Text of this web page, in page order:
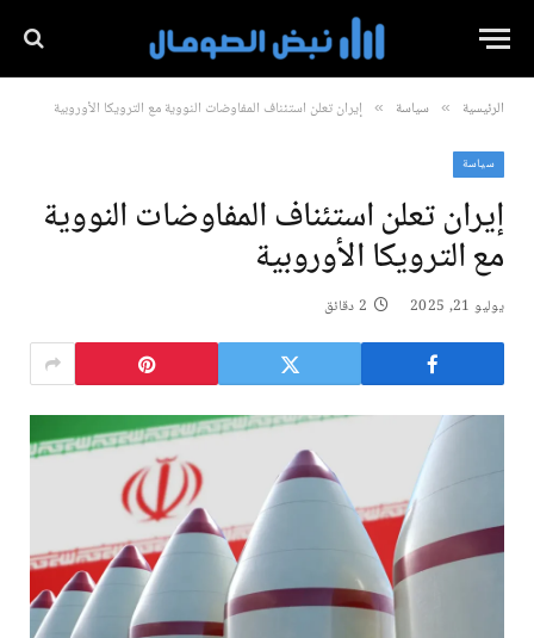
الرئيسية » سياسة » إيران تعلن استئناف المفاوضات النووية مع الترويكا الأوروبية
سياسة
إيران تعلن استئناف المفاوضات النووية
مع الترويكا الأوروبية
يوليو 21, 2025 2 دقائق